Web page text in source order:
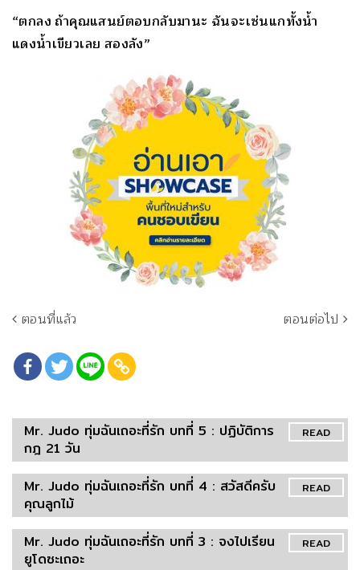
“ตกลง ถ้าคุณแสนย์ตอบกลับมานะ ฉันจะเซ่นแกทั้งน้ำ
แดงน้ำเขียวเลย สองลัง”
ตอนที่แล้ว ตอนต่อไป
READ
Mr. Judo ทุ่มฉันเถอะที่รัก บทที่ 5 : ปฏิบัติการ
กฎ 21 วัน
READ
Mr. Judo ทุ่มฉันเถอะที่รัก บทที่ 4 : สวัสดีครับ
คุณลูกไม้
READ
Mr. Judo ทุ่มฉันเถอะที่รัก บทที่ 3 : จงไปเรียน
ยูโดซะเถอะ